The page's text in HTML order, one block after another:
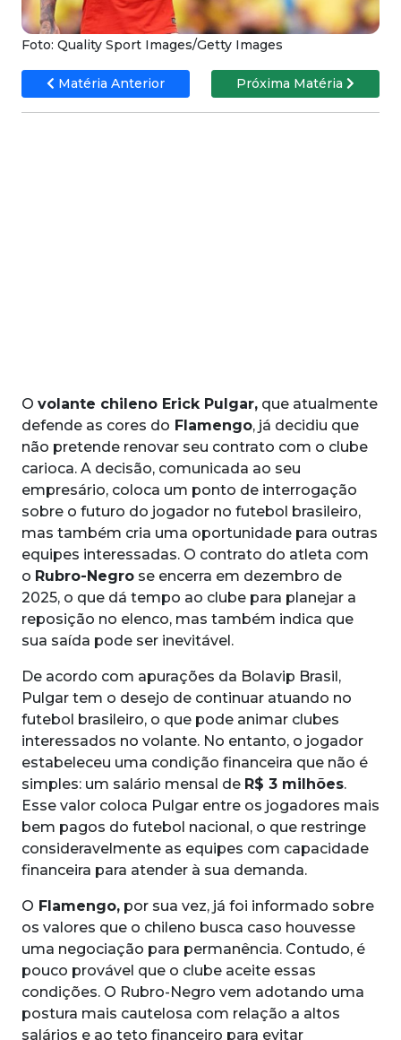
Foto: Quality Sport Images/Getty Images
Matéria Anterior Próxima Matéria
O volante chileno Erick Pulgar, que atualmente
defende as cores do Flamengo, já decidiu que
não pretende renovar seu contrato com o clube
carioca. A decisão, comunicada ao seu
empresário, coloca um ponto de interrogação
sobre o futuro do jogador no futebol brasileiro,
mas também cria uma oportunidade para outras
equipes interessadas. O contrato do atleta com
o Rubro-Negro se encerra em dezembro de
2025, o que dá tempo ao clube para planejar a
reposição no elenco, mas também indica que
sua saída pode ser inevitável.
De acordo com apurações da Bolavip Brasil,
Pulgar tem o desejo de continuar atuando no
futebol brasileiro, o que pode animar clubes
interessados no volante. No entanto, o jogador
estabeleceu uma condição financeira que não é
simples: um salário mensal de R$ 3 milhões.
Esse valor coloca Pulgar entre os jogadores mais
bem pagos do futebol nacional, o que restringe
consideravelmente as equipes com capacidade
financeira para atender à sua demanda.
O Flamengo, por sua vez, já foi informado sobre
os valores que o chileno busca caso houvesse
uma negociação para permanência. Contudo, é
pouco provável que o clube aceite essas
condições. O Rubro-Negro vem adotando uma
postura mais cautelosa com relação a altos
salários e ao teto financeiro para evitar